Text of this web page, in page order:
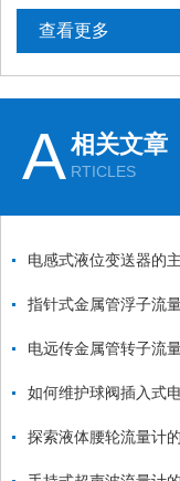
查看更多
A相关文章
RTICLES
探索液体腰轮流量计